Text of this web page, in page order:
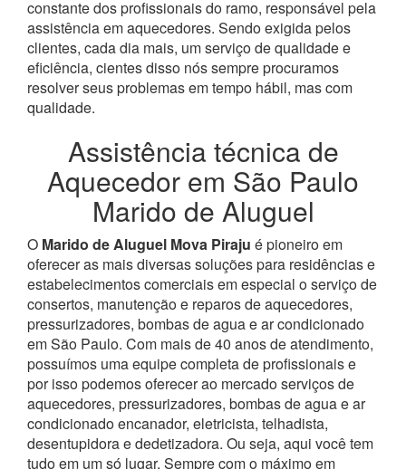
constante dos profissionais do ramo, responsável pela
assistência em aquecedores. Sendo exigida pelos
clientes, cada dia mais, um serviço de qualidade e
eficiência, cientes disso nós sempre procuramos
resolver seus problemas em tempo hábil, mas com
qualidade.
Assistência técnica de
Aquecedor em São Paulo
Marido de Aluguel
O Marido de Aluguel Mova Piraju é pioneiro em
oferecer as mais diversas soluções para residências e
estabelecimentos comerciais em especial o serviço de
consertos, manutenção e reparos de aquecedores,
pressurizadores, bombas de agua e ar condicionado
em São Paulo. Com mais de 40 anos de atendimento,
possuímos uma equipe completa de profissionais e
por isso podemos oferecer ao mercado serviços de
aquecedores, pressurizadores, bombas de agua e ar
condicionado encanador, eletricista, telhadista,
desentupidora e dedetizadora. Ou seja, aqui você tem
tudo em um só lugar. Sempre com o máximo em